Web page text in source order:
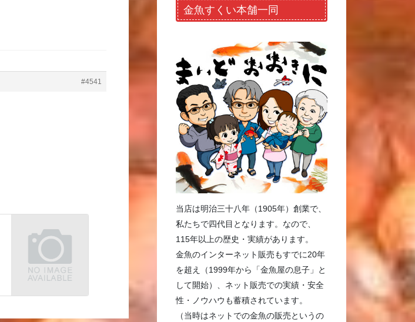
#4541
金魚すくい本舗一同
当店は明治三十八年（1905年）創業で、
私たちで四代目となります。なので、
115年以上の歴史・実績があります。
金魚のインターネット販売もすでに20年
を超え（1999年から「金魚屋の息子」と
して開始）、ネット販売での実績・安全
性・ノウハウも蓄積されています。
（当時はネットでの金魚の販売というの